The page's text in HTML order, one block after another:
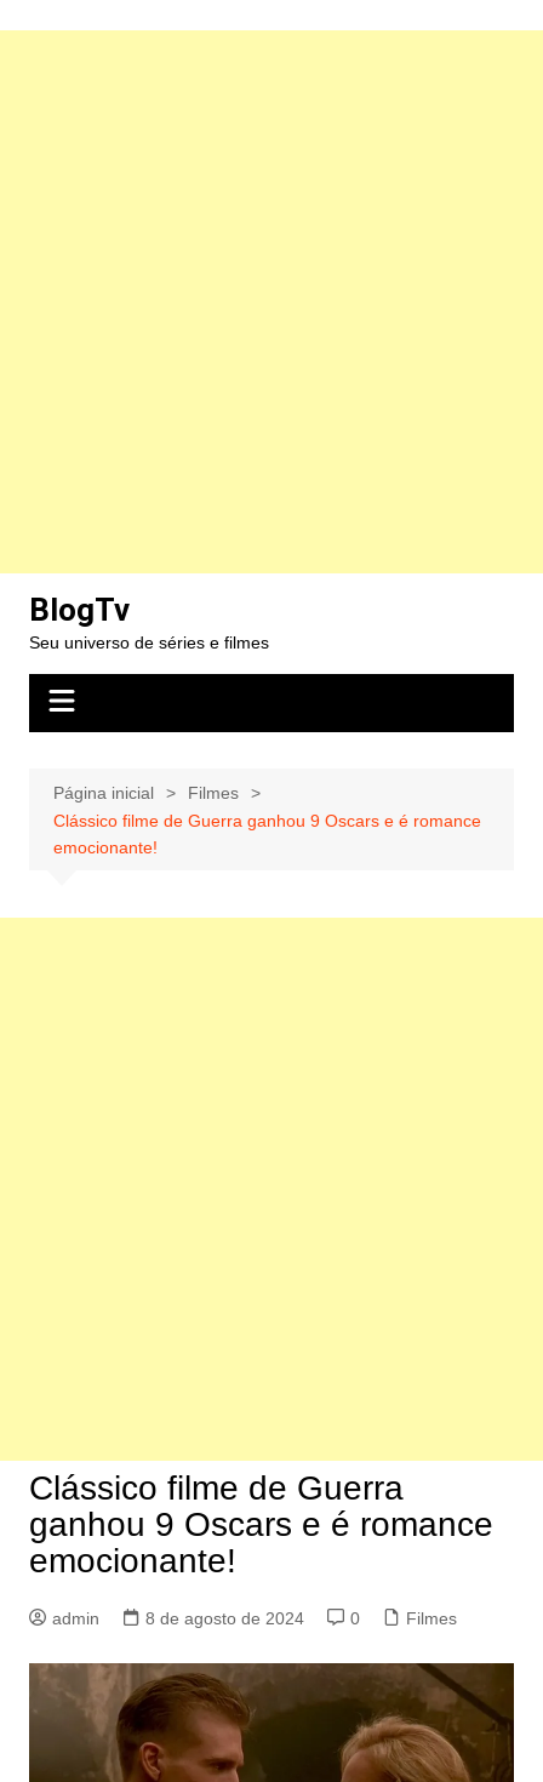
para
conteúdo
BlogTv
Seu universo de séries e filmes
Página inicial
Filmes
Clássico filme de Guerra ganhou 9 Oscars e é romance
emocionante!
Clássico filme de Guerra
ganhou 9 Oscars e é romance
emocionante!
admin 8 de agosto de 2024 0 Filmes